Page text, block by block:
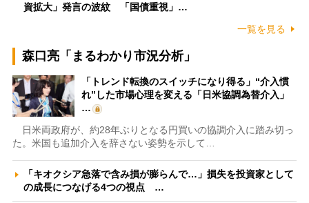
資拡大」発言の波紋 「国債重視」…
一覧を見る
森口亮「まるわかり市況分析」
「トレンド転換のスイッチになり得る」“介入慣
れ”した市場心理を変える「日米協調為替介入」
…
日米両政府が、約28年ぶりとなる円買いの協調介入に踏み切っ
た。米国も追加介入を辞さない姿勢を示して…
「キオクシア急落で含み損が膨らんで…」損失を投資家として
の成長につなげる4つの視点 …